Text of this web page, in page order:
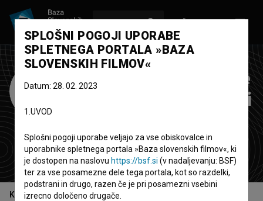
MÈDIT - Festival de
Cinema Mediterrani
festival
Španija
Kazalo
SPLOŠNI POGOJI UPORABE
SPLETNEGA PORTALA »BAZA
SLOVENSKIH FILMOV«
Datum: 28. 02. 2023
1.UVOD
Splošni pogoji uporabe veljajo za vse obiskovalce in
uporabnike spletnega portala »Baza slovenskih filmov«, ki
je dostopen na naslovu https://bsf.si (v nadaljevanju: BSF)
ter za vse posamezne dele tega portala, kot so razdelki,
podstrani in drugo, razen če je pri posamezni vsebini
izrecno določeno drugače.